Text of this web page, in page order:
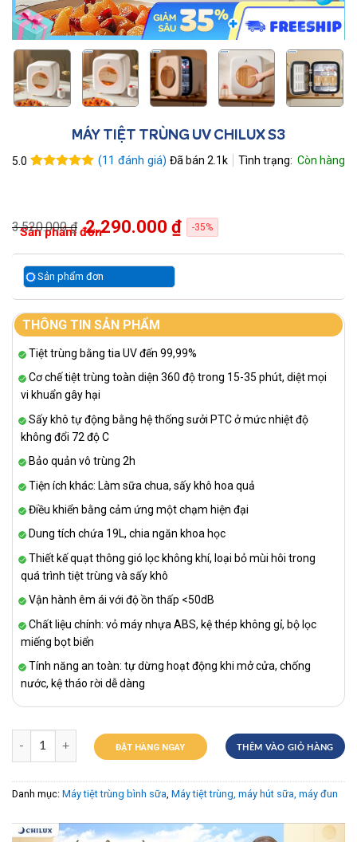
MÁY TIỆT TRÙNG UV CHILUX S3
5.0 (11 đánh giá) Đã bán 2.1k
Sản phẩm đơn
Sản phẩm đơn
3.520.000 ₫ 2.290.000 ₫ -35%
THÔNG TIN SẢN PHẨM
Tiệt trùng bằng tia UV đến 99,99%
Cơ chế tiệt trùng toàn diện 360 độ trong 15-35 phút, diệt mọi
vi khuẩn gây hại
Sấy khô tự động bằng hệ thống sưởi PTC ở mức nhiệt độ
không đổi 72 độ C
Bảo quản vô trùng 2h
Tiện ích khác: Làm sữa chua, sấy khô hoa quả
Điều khiển bằng cảm ứng một chạm hiện đại
Dung tích chứa 19L, chia ngăn khoa học
Thiết kế quạt thông gió lọc không khí, loại bỏ mùi hôi trong
quá trình tiệt trùng và sấy khô
Vận hành êm ái với độ ồn thấp <50dB
Chất liệu chính: vỏ máy nhựa ABS, kệ thép không gỉ, bộ lọc
miếng bọt biển
Tính năng an toàn: tự dừng hoạt động khi mở cửa, chống
nước, kệ tháo rời dễ dàng
THÊM VÀO GIỎ HÀNG
ĐẶT HÀNG NGAY
Danh mục: Máy tiệt trùng bình sữa, Máy tiệt trùng, máy hút sữa, máy đun